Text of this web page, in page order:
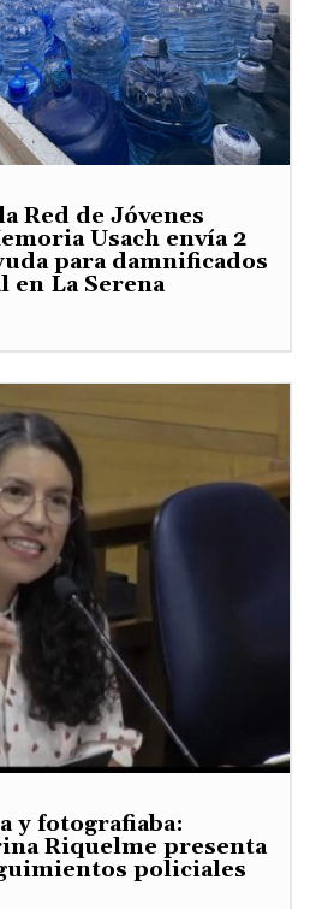
Red de Jóvenes
Usach envía 2
para damnificados
La Serena
y fotografiaba:
Riquelme presenta
policiales